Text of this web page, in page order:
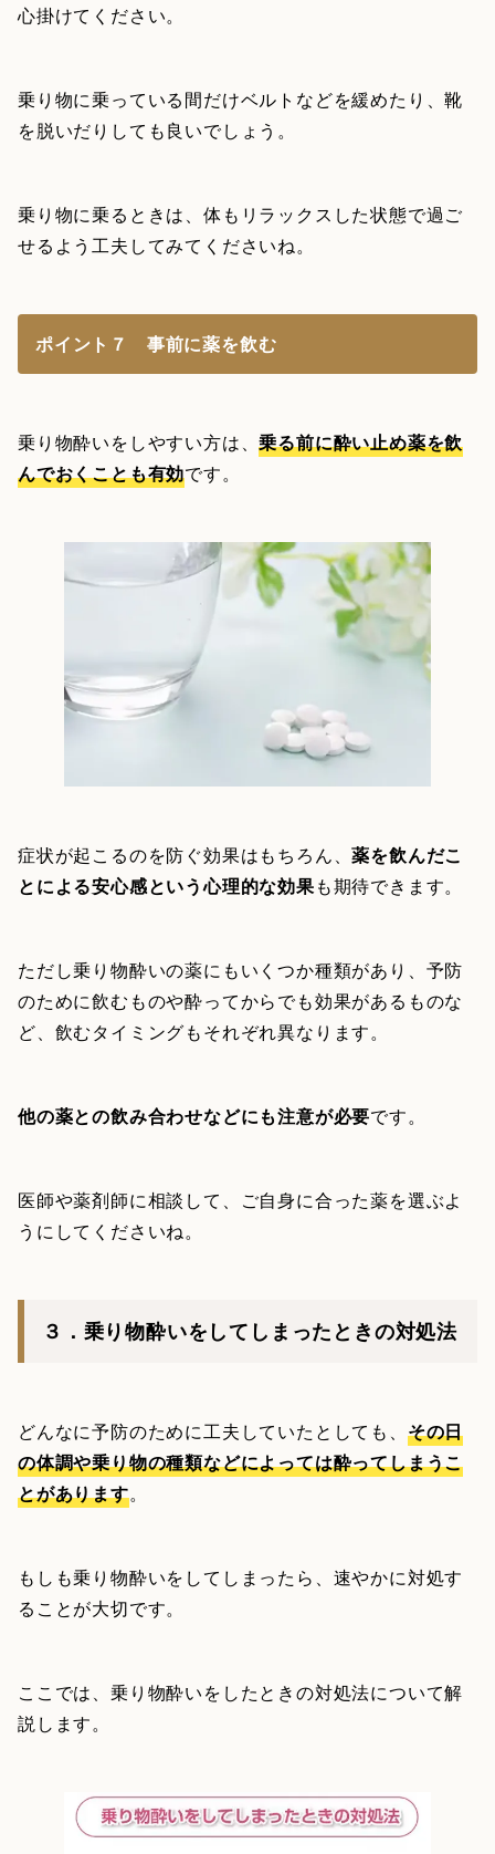
心掛けてください。
乗り物に乗っている間だけベルトなどを緩めたり、靴
を脱いだりしても良いでしょう。
乗り物に乗るときは、体もリラックスした状態で過ご
せるよう工夫してみてくださいね。
ポイント７ 事前に薬を飲む
乗り物酔いをしやすい方は、乗る前に酔い止め薬を飲
んでおくことも有効です。
症状が起こるのを防ぐ効果はもちろん、薬を飲んだこ
とによる安心感という心理的な効果も期待できます。
ただし乗り物酔いの薬にもいくつか種類があり、予防
のために飲むものや酔ってからでも効果があるものな
ど、飲むタイミングもそれぞれ異なります。
他の薬との飲み合わせなどにも注意が必要です。
医師や薬剤師に相談して、ご自身に合った薬を選ぶよ
うにしてくださいね。
３．乗り物酔いをしてしまったときの対処法
どんなに予防のために工夫していたとしても、 その日
の体調や乗り物の種類などによっては酔ってしまうこ
とがあります。
もしも乗り物酔いをしてしまったら、速やかに対処す
ることが大切です。
ここでは、乗り物酔いをしたときの対処法について解
説します。